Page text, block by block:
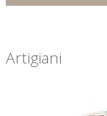
Artigiani